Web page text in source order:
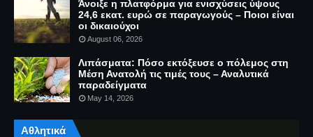
Άνοιξε η πλατφόρμα για ενισχύσεις ύψους
24,6 εκατ. ευρώ σε παραγωγούς – Ποιοι είναι
οι δικαιούχοι
August 06, 2026
Λιπάσματα: Πόσο εκτόξευσε ο πόλεμος στη
Μέση Ανατολή τις τιμές τους – Αναλυτικά
παραδείγματα
May 14, 2026
Αθλητικά